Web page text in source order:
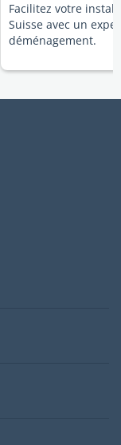
Facilitez votre
Suisse avec un
déménagement.